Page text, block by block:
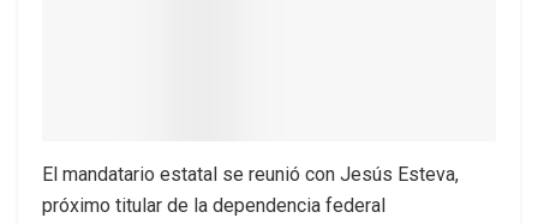
El mandatario estatal se reunió con Jesús Esteva,
próximo titular de la dependencia federal